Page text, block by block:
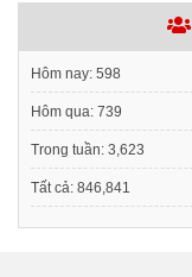
Hôm nay: 598
Hôm qua: 739
Trong tuần: 3,623
Tất cả: 846,841